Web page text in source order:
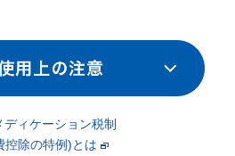
ディケーション税制
控除の特例)とは